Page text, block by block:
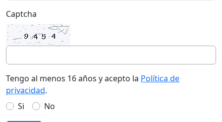
Captcha
Tengo al menos 16 años y acepto la Política de
privacidad.
Si
No